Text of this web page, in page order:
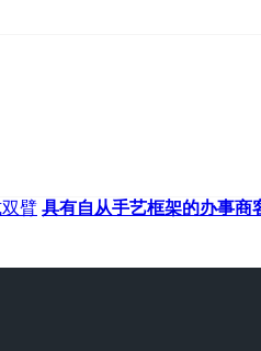
臂 具有自从手艺框架的办事商